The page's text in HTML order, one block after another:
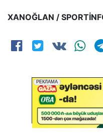
XANOĞLAN /